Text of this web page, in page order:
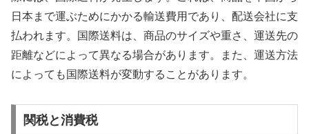
日本まで運ぶためにかかる輸送費用であり、配送会社に支
払われます。国際送料は、商品のサイズや重さ、運送先の
距離などによって異なる場合があります。また、運送方法
によっても国際送料が変動することがあります。
関税と消費税